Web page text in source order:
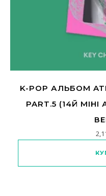
K-POP АЛЬБОМ
PART.5 (14Й